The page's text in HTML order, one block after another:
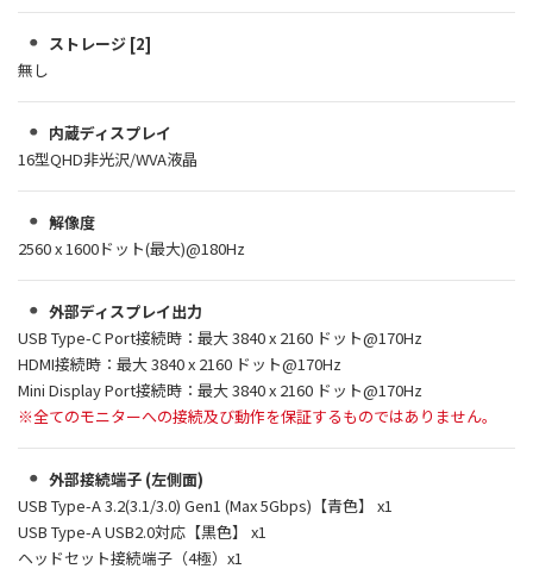
ストレージ [2]
無し
内蔵ディスプレイ
16型QHD非光沢/WVA液晶
解像度
2560 x 1600ドット(最大)@180Hz
外部ディスプレイ出力
USB Type-C Port接続時：最大 3840 x 2160 ドット@170Hz
HDMI接続時：最大 3840 x 2160 ドット@170Hz
Mini Display Port接続時：最大 3840 x 2160 ドット@170Hz
※全てのモニターへの接続及び動作を保証するものではありません。
外部接続端子 (左側面)
USB Type-A 3.2(3.1/3.0) Gen1 (Max 5Gbps)【青色】 x1
USB Type-A USB2.0対応【黒色】 x1
ヘッドセット接続端子（4極）x1